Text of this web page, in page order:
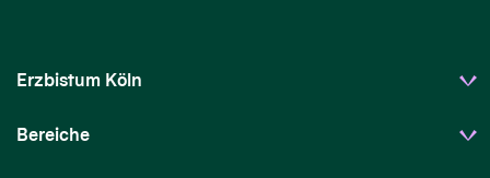
Erzbistum Köln
Bereiche